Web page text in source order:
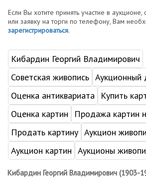
Если Вы хотите принять участие в аукционе,
или заявку на торги по телефону, Вам
зарегистрироваться.
Кибардин Георгий Владимирович
Советская живопись Аукционный
Оценка антиквариата
Купить
Оценка картин
Продажа картин
Продать картину Аукцион
Аукцион картин Аукционы
Кибардин Георгий Владимирович (1903-